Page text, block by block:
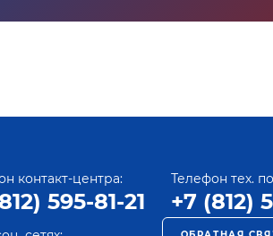
контакт-центра:
595-81-21
Телефон тех.
+7 (812)